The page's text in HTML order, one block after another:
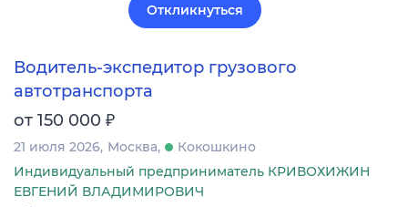
Откликнуться
Водитель-экспедитор грузового
автотранспорта
от 150 000 ₽
21 июля 2026 Москва
Кокошкино
Индивидуальный предприниматель КРИВОХИЖИН
ЕВГЕНИЙ ВЛАДИМИРОВИЧ